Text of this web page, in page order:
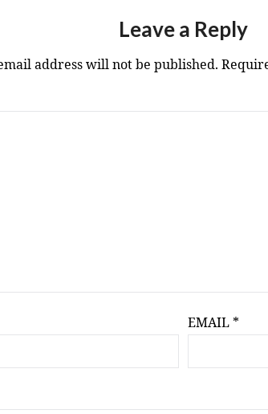
Leave a Reply
address will not be published.
EMAIL *